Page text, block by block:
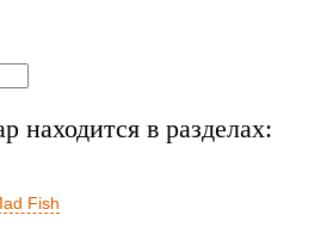
находится в разделах:
Fish